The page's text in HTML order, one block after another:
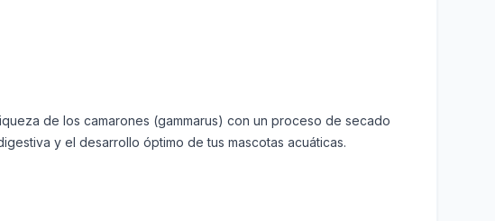
de los camarones (gammarus) con un proceso de secado
y el desarrollo óptimo de tus mascotas acuáticas.